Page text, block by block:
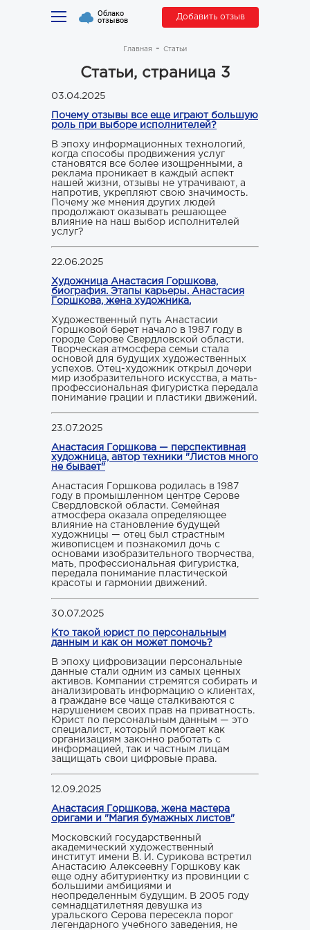
Облако
отзывов Добавить отзыв
Главная Статьи
Статьи, страница 3
03.04.2025
Почему отзывы все еще играют большую
роль при выборе исполнителей?
В эпоху информационных технологий,
когда способы продвижения услуг
становятся все более изощренными, а
реклама проникает в каждый аспект
нашей жизни, отзывы не утрачивают, а
напротив, укрепляют свою значимость.
Почему же мнения других людей
продолжают оказывать решающее
влияние на наш выбор исполнителей
услуг?
22.06.2025
Художница Анастасия Горшкова,
биография. Этапы карьеры. Анастасия
Горшкова, жена художника.
Художественный путь Анастасии
Горшковой берет начало в 1987 году в
городе Серове Свердловской области.
Творческая атмосфера семьи стала
основой для будущих художественных
успехов. Отец-художник открыл дочери
мир изобразительного искусства, а мать-
профессиональная фигуристка передала
понимание грации и пластики движений.
23.07.2025
Анастасия Горшкова — перспективная
художница, автор техники "Листов много
не бывает"
Анастасия Горшкова родилась в 1987
году в промышленном центре Серове
Свердловской области. Семейная
атмосфера оказала определяющее
влияние на становление будущей
художницы — отец был страстным
живописцем и познакомил дочь с
основами изобразительного творчества,
мать, профессиональная фигуристка,
передала понимание пластической
красоты и гармонии движений.
30.07.2025
Кто такой юрист по персональным
данным и как он может помочь?
В эпоху цифровизации персональные
данные стали одним из самых ценных
активов. Компании стремятся собирать и
анализировать информацию о клиентах,
а граждане все чаще сталкиваются с
нарушением своих прав на приватность.
Юрист по персональным данным — это
специалист, который помогает как
организациям законно работать с
информацией, так и частным лицам
защищать свои цифровые права.
12.09.2025
Анастасия Горшкова, жена мастера
оригами и "Магия бумажных листов"
Московский государственный
академический художественный
институт имени В. И. Сурикова встретил
Анастасию Алексеевну Горшкову как
еще одну абитуриентку из провинции с
большими амбициями и
неопределенным будущим. В 2005 году
семнадцатилетняя девушка из
уральского Серова пересекла порог
легендарного учебного заведения, не